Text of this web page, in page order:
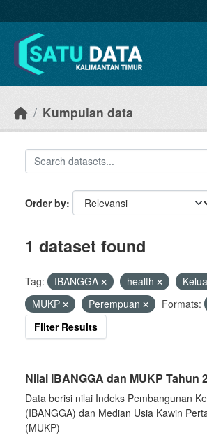
Kumpulan data
Order by
1 dataset found
Tag: IBANGGA health
MUKP
Perempuan Formats:
Filter Results
Nilai IBANGGA dan MUKP Tahun
Data berisi nilai Indeks Pembangunan
(IBANGGA) dan Median Usia Kawin
(MUKP)